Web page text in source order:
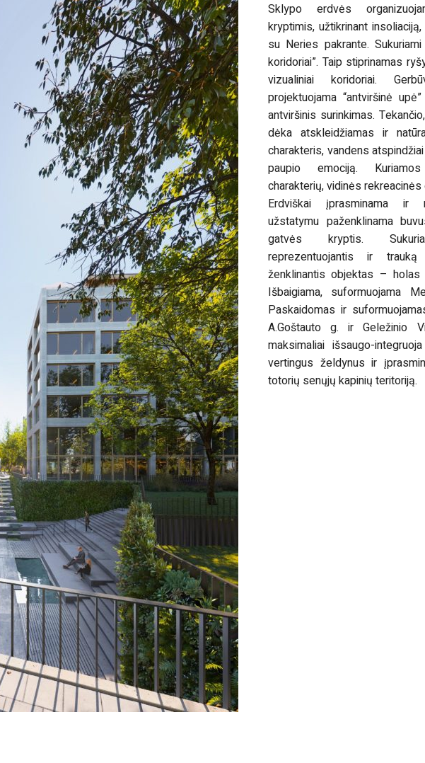
Sklypo erdvės
kryptimis, užtikrinant
su Neries pakrante.
koridoriai”. Taip stiprinamas
vizualiniai koridoriai.
projektuojama “antviršinė
antviršinis surinkimas.
dėka atskleidžiamas ir
charakteris, vandens
paupio emociją.
charakterių, vidinės
Erdviškai įprasminama ir
užstatymu paženklinama
gatvės kryptis.
reprezentuojantis ir
ženklinantis objektas – holas
Išbaigiama, suformuojama
Paskaidomas ir
A.Goštauto g. ir Geležinio
maksimaliai išsaugo-
vertingus želdynus ir
totorių senųjų kapinių teritoriją.